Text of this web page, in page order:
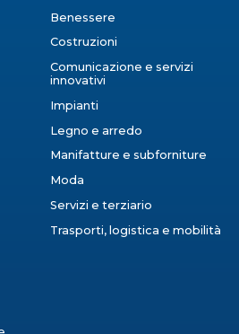
Benessere
Costruzioni
Comunicazione e servizi
innovativi
Impianti
Legno e arredo
Manifatture e subforniture
Moda
Servizi e terziario
Trasporti, logistica e mobilità